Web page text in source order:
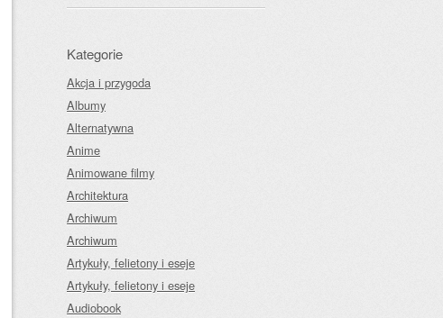
Kategorie
Akcja i przygoda
Albumy
Alternatywna
Anime
Animowane filmy
Architektura
Archiwum
Archiwum
Artykuły, felietony i eseje
Artykuły, felietony i eseje
Audiobook